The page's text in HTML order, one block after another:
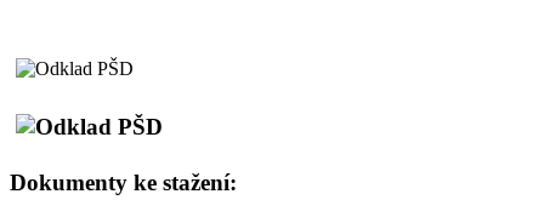
Dokumenty ke stažení: